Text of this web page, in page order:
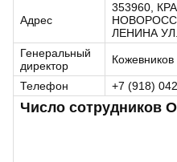
Адрес
353960,
ЛЕНИНА
Генеральный
директор
Телефон +7 (918)
Число